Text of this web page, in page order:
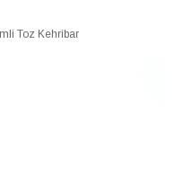
Toz Kehribar